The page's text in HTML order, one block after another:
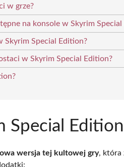
w grze?
na konsole w Skyrim
Skyrim Special Edition?
w Skyrim Special Edition?
Special
wersja tej kultowej gry, która